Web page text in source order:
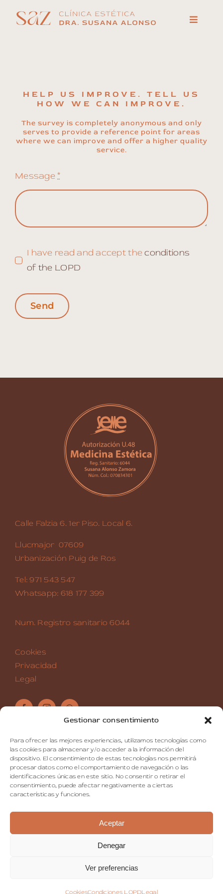
Gestionar consentimiento
Para ofrecer las mejores experiencias, utilizamos tecnologías como
las cookies para almacenar y/o acceder a la información del
dispositivo. El consentimiento de estas tecnologías nos permitirá
procesar datos como el comportamiento de navegación o las
identificaciones únicas en este sitio. No consentir o retirar el
consentimiento, puede afectar negativamente a ciertas
características y funciones.
Aceptar
Denegar
Ver preferencias
CookiesCondiciones LOPDLegal
Toggle
Contact
HELP US IMPROVE. TELL US
HOW WE CAN IMPROVE.
The survey is completely anonymous and only
serves to provide a reference point for areas
where we can improve and offer a higher quality
service.
Message*
I have read and accept theconditions
of the LOPD
Send
Calle Falzia 6. 1er Piso. Local 6.
Llucmajor 07609
Urbanización Puig de Ros
Tel: 971 543 547
Whatsapp: 618 177 399
Num. Registro sanitario 6044
Cookies
Privacidad
Legal
Medicina Estética Corporal Mallorca
Medicina Estética Capilar Mallorca
Dermatología Estética Mallorca
Medicina Regenerativa Mallorca
Cosmetologia Mallorca
Dermocosmética Mallorca